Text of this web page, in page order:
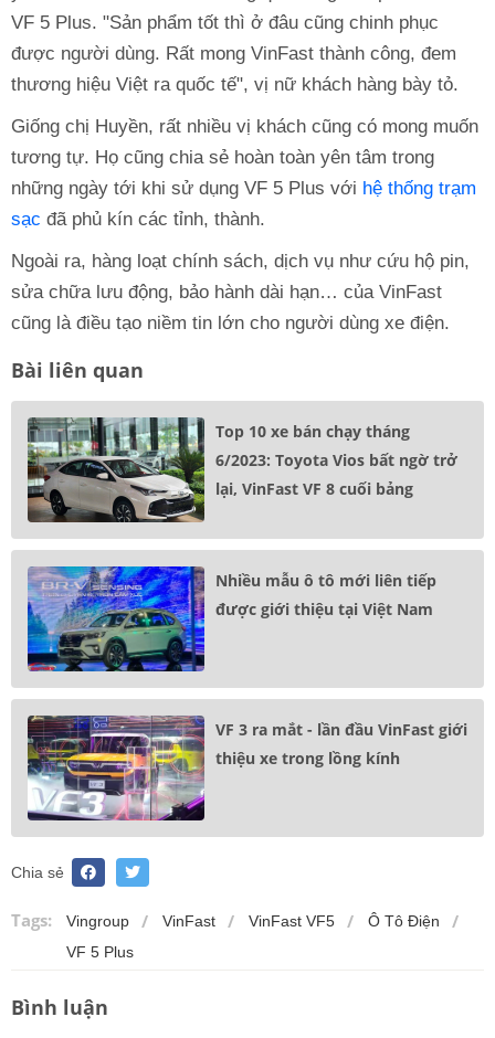
VF 5 Plus. "Sản phẩm tốt thì ở đâu cũng chinh phục
được người dùng. Rất mong VinFast thành công, đem
thương hiệu Việt ra quốc tế", vị nữ khách hàng bày tỏ.
Giống chị Huyền, rất nhiều vị khách cũng có mong muốn
tương tự. Họ cũng chia sẻ hoàn toàn yên tâm trong
những ngày tới khi sử dụng VF 5 Plus với hệ thống trạm
sạc đã phủ kín các tỉnh, thành.
Ngoài ra, hàng loạt chính sách, dịch vụ như cứu hộ pin,
sửa chữa lưu động, bảo hành dài hạn… của VinFast
cũng là điều tạo niềm tin lớn cho người dùng xe điện.
Bài liên quan
Top 10 xe bán chạy tháng
6/2023: Toyota Vios bất ngờ trở
lại, VinFast VF 8 cuối bảng
Nhiều mẫu ô tô mới liên tiếp
được giới thiệu tại Việt Nam
VF 3 ra mắt - lần đầu VinFast giới
thiệu xe trong lồng kính
Chia sẻ
Tags: Vingroup VinFast VinFast VF5
Ô Tô Điện
VF 5 Plus
Bình luận